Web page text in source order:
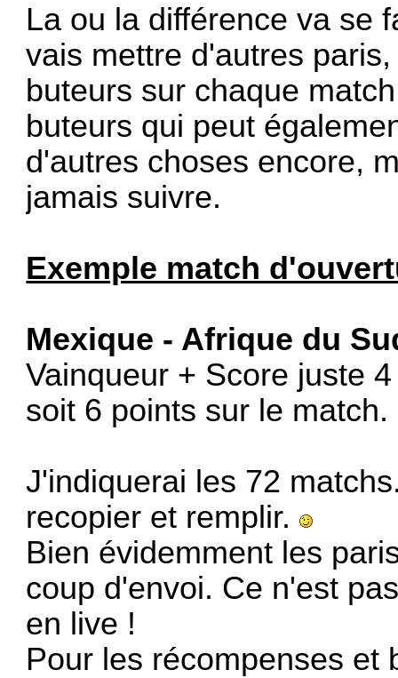
La ou la différence va se
vais mettre d'autres
buteurs sur chaque
buteurs qui peut
d'autres choses encore,
jamais suivre.
Exemple match
Mexique - Afrique du
Vainqueur + Score juste
soit 6 points sur le match.
J'indiquerai les 72
recopier et remplir.
Bien évidemment les
coup d'envoi. Ce n'est
en live !
Pour les récompenses et